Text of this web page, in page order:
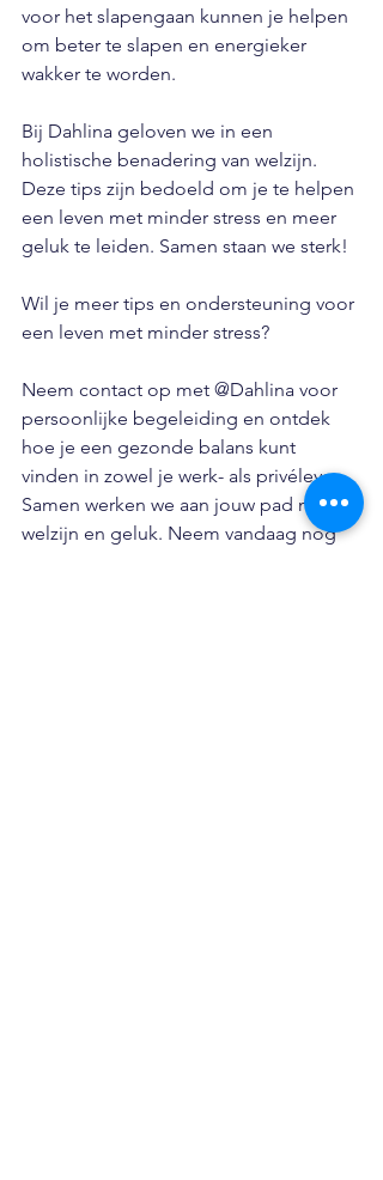
voor het slapengaan kunnen je helpen
om beter te slapen en energieker
wakker te worden.
Bij Dahlina geloven we in een
holistische benadering van welzijn.
Deze tips zijn bedoeld om je te helpen
een leven met minder stress en meer
geluk te leiden. Samen staan we sterk!
Wil je meer tips en ondersteuning voor
een leven met minder stress?
Neem contact op met @Dahlina voor
persoonlijke begeleiding en ontdek
hoe je een gezonde balans kunt
vinden in zowel je werk- als privéleven.
Samen werken we aan jouw pad naar
welzijn en geluk. Neem vandaag nog